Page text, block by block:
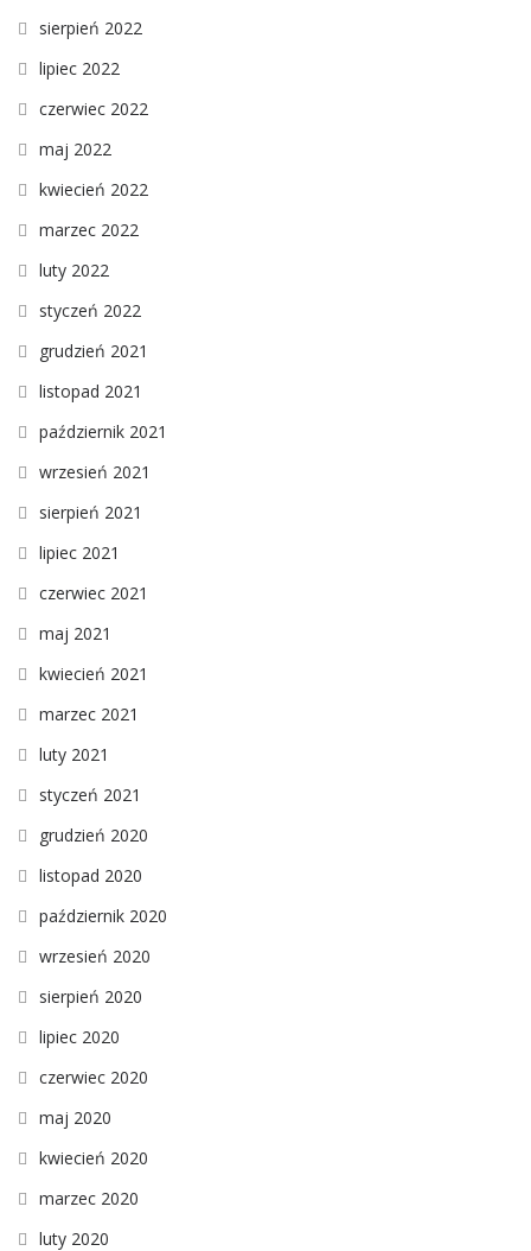
sierpień 2022
lipiec 2022
czerwiec 2022
maj 2022
kwiecień 2022
marzec 2022
luty 2022
styczeń 2022
grudzień 2021
listopad 2021
październik 2021
wrzesień 2021
sierpień 2021
lipiec 2021
czerwiec 2021
maj 2021
kwiecień 2021
marzec 2021
luty 2021
styczeń 2021
grudzień 2020
listopad 2020
październik 2020
wrzesień 2020
sierpień 2020
lipiec 2020
czerwiec 2020
maj 2020
kwiecień 2020
marzec 2020
luty 2020